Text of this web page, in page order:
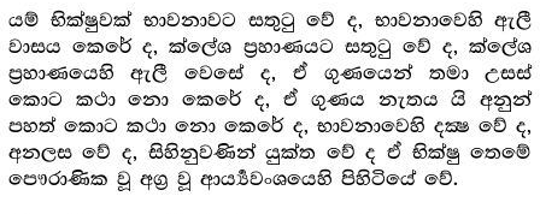
යම් භික්ෂුවක් භාවනාවට සතුටු වේ ද, භාවනාවෙහි ඇලී
වාසය කෙරේ ද, ක්ලේශ ප්‍ර‍හාණයට සතුටු වේ ද, ක්ලේශ
ප්‍ර‍හාණයෙහි ඇලී වෙසේ ද, ඒ ගුණයෙන් තමා උසස්
කොට කථා නො කෙරේ ද, ඒ ගුණය නැතය යි අනුන්
පහත් කොට කථා නො කෙරේ ද, භාවනාවෙහි දක්‍ෂ වේ ද,
අනලස වේ ද, සිහිනුවණින් යුක්ත වේ ද ඒ භික්ෂු තෙමේ
පෞරාණික වූ අග්‍ර‍ වූ ආර්‍ය්‍යවංශයෙහි පිහිටියේ වේ.